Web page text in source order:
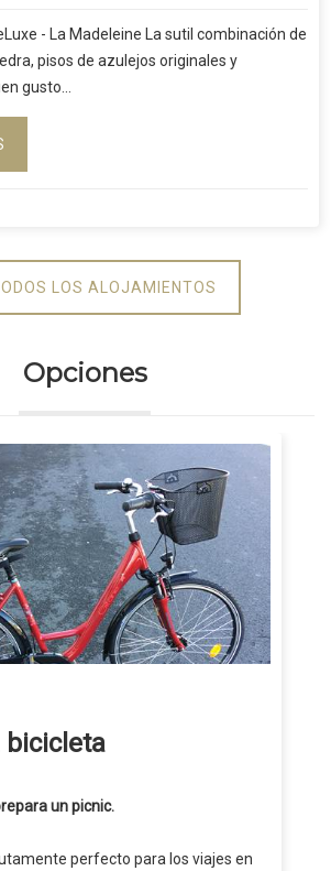
- La Madeleine La sutil combinación de
pisos de azulejos originales y
gusto...
LOS ALOJAMIENTOS
Opciones
bicicleta
un picnic.
perfecto para los viajes en